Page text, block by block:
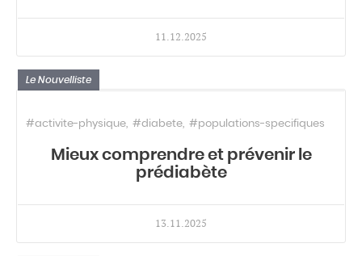
11.12.2025
Le Nouvelliste
#activite-physique #diabete #populations-specifiques
Mieux comprendre et prévenir le
prédiabète
13.11.2025